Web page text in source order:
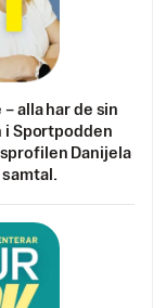
alla har de sin
i Sportpodden
Danijela